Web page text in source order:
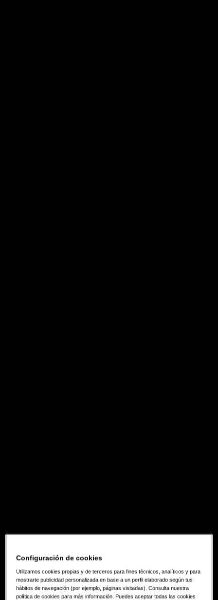
Configuración de cookies
Utilizamos cookies propias y de terceros para fines técnicos, analíticos y para
mostrarte publicidad personalizada en base a un perfil elaborado según tus
hábitos de navegación (por ejemplo, páginas visitadas). Consulta nuestra
política de cookies para más información. Puedes aceptar todas las cookies